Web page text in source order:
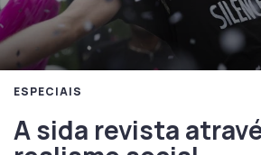
ESPECIAIS
A sida revista